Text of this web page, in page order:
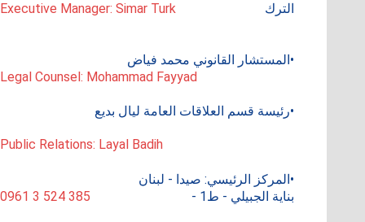
الترك
Executive Manager: Simar Turk
•المستشار القانوني محمد فياض
Legal Counsel: Mohammad Fayyad
•رئيسة قسم العلاقات العامة ليال بديع
Public Relations: Layal Badih
•المركز الرئيسي: صيدا - لبنان
بناية الجبيلي - ط1 -
3 524 385